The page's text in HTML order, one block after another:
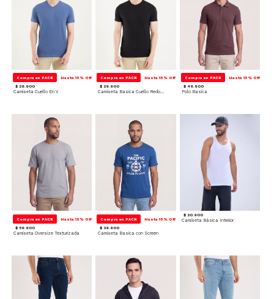
Compra en PACK Hasta 15% Off
$ 29.900
Camiseta Cuello En V
Compra en PACK Hasta 15% Off
$ 29.900
Camiseta Basica Cuello Redondo
Compra en PACK Hasta 15% Off
$ 49.900
Polo Basica
Compra en PACK Hasta 15% Off
$ 59.900
Camiseta Oversize Texturizada
Compra en PACK Hasta 15% Off
$ 39.900
Camiseta Basica con Screen
$ 20.900
Camiseta Básica Interior